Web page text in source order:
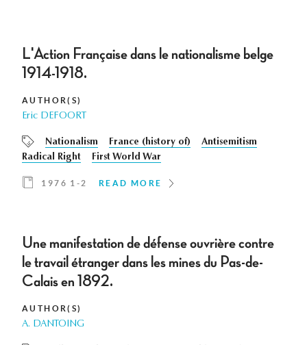
L'Action Française dans le nationalisme belge
1914-1918.
AUTHOR(S)
Eric DEFOORT
Nationalism France (history of)
Antisemitism
Radical Right
First World War
1976 1-2 READ MORE
Une manifestation de défense ouvrière contre
le travail étranger dans les mines du Pas-de-
Calais en 1892.
AUTHOR(S)
A. DANTOING